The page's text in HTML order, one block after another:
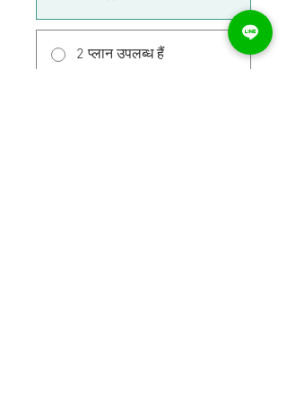
2 प्लान उपलब्ध हैं